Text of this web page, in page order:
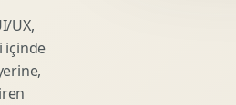
Gorseli
Tasarimi
UX,
içinde